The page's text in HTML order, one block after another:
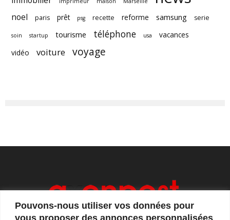
Pouvons-nous utiliser vos données pour
vous proposer des annonces personnalisées
noel paris prêt psg recette reforme samsung serie
soin startup tourisme téléphone usa
vacances
vidéo
voiture voyage